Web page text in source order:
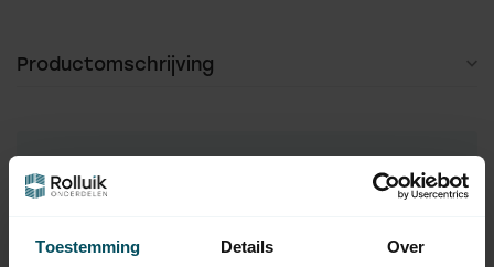
Toestemming Details Over
Productomschrijving
Hulp nodig bij het maken van een
keuze?